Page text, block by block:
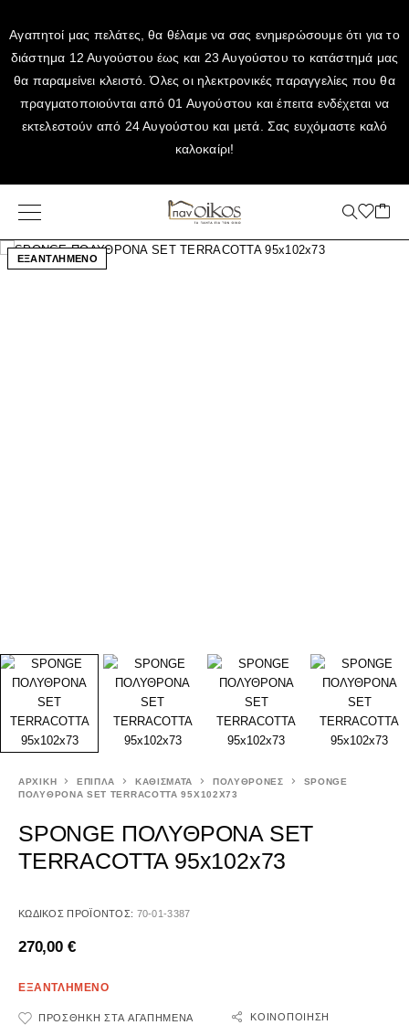
Αγαπητοί μας πελάτες, θα θέλαμε να σας ενημερώσουμε ότι για το
διάστημα 12 Αυγούστου έως και 23 Αυγούστου το κατάστημά μας
θα παραμείνει κλειστό. Όλες οι ηλεκτρονικές παραγγελίες που θα
πραγματοποιούνται από 01 Αυγούστου και έπειτα ενδέχεται να
εκτελεστούν από 24 Αυγούστου και μετά. Σας ευχόμαστε καλό
καλοκαίρι!
ΕΞΑΝΤΛΗΜΕΝΟ
ΑΡΧΙΚΉ ΕΠΙΠΛΑ ΚΑΘΙΣΜΑΤΑ ΠΟΛΥΘΡΟΝΕΣ
SPONGE
ΠΟΛΥΘΡΟΝΑ SET TERRACOTTA 95X102X73
SPONGE ΠΟΛΥΘΡΟΝΑ SET
TERRACOTTA 95x102x73
ΚΩΔΙΚΌΣ ΠΡΟΪΌΝΤΟΣ: 70-01-3387
270,00 €
ΕΞΑΝΤΛΗΜΕΝΟ
ΠΡΟΣΘΉΚΗ ΣΤΑ ΑΓΑΠΗΜΈΝΑ ΚΟΙΝΟΠΟΊΗΣΗ